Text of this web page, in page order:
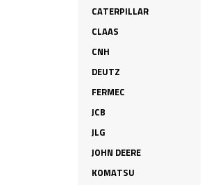
CATERPILLAR
CLAAS
CNH
DEUTZ
FERMEC
JCB
JLG
JOHN DEERE
KOMATSU